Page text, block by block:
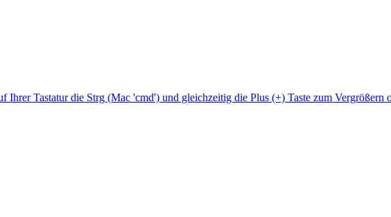
Ihrer Tastatur die Strg (Mac 'cmd') und gleichzeitig die Plus (+) Taste zum Vergrößern